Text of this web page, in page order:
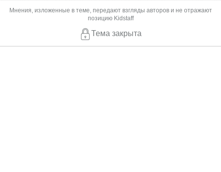
похресницю в лікарню, бо вона кума і в неї є авто.
Мнения, изложенные в теме, передают взгляды авторов и не отражают
позицию Kidstaff
Тема закрыта